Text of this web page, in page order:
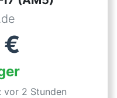
€
vor 2 Stunden